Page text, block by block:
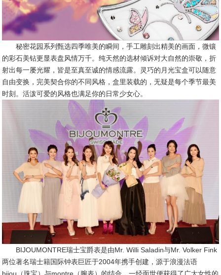
秘密花园系列甄选四季唯美的瞬间，手工雕刻出精美的画面，微镶
的彩石美钻更显表盘风情万千。纯天然的选材倾诉对大自然的崇敬，折
射出每一屡光耀，皆是至真至诚的情感流露。灵巧的月光宝盒可以随意
自由变换，完美契合你的不同风格，盒里装载的，无疑是每个季节最美
时刻。活泼可爱的风格也满足你的日常少女心。
BIJOUMONTRE瑞士宝爵表是由Mr. Willi Saladin与Mr. Volker Fink
两位著名瑞士籍国际钟表巨匠于2004年携手创建，源于浪漫法语